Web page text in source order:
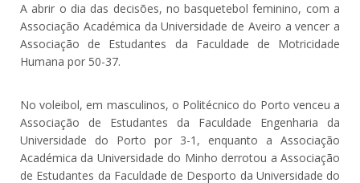
A abrir o dia das decisões, no basquetebol feminino, com a
Associação Académica da Universidade de Aveiro a vencer a
Associação de Estudantes da Faculdade de Motricidade
Humana por 50-37.
No voleibol, em masculinos, o Politécnico do Porto venceu a
Associação de Estudantes da Faculdade Engenharia da
Universidade do Porto por 3-1, enquanto a Associação
Académica da Universidade do Minho derrotou a Associação
de Estudantes da Faculdade de Desporto da Universidade do